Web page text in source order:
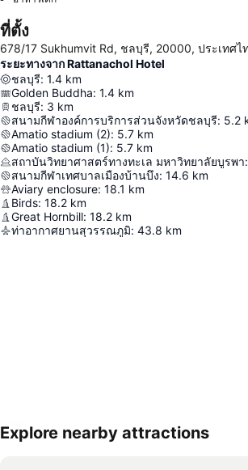
ที่ตั้ง
678/17 Sukhumvit Rd, ชลบุรี, 20000, ประเทศไ
ระยะทางจาก Rattanachol Hotel
ชลบุรี: 1.4 km
Golden Buddha: 1.4 km
ชลบุรี: 3 km
สนามกีฬาองค์การบริการส่วนจังหวัดชลบุรี: 5.2
Amatio stadium (2): 5.7 km
Amatio stadium (1): 5.7 km
สถาบันวิทยาศาสตร์ทางทะเล มหาวิทยาลัยบูรพา:
สนามกีฬาเทศบาลเมืองบ้านบึง: 14.6 km
Aviary enclosure: 18.1 km
Birds: 18.2 km
Great Hornbill: 18.2 km
ท่าอากาศยานสุวรรณภูมิ: 43.8 km
Explore nearby attractions